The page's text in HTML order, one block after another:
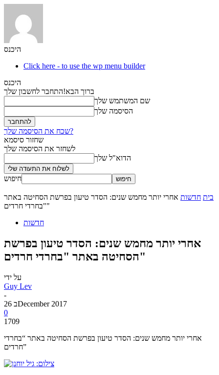
היכנס
Click here - to use the wp menu builder
היכנס
ברוך הבא!התחבר לחשבון שלך
שם המשתמש שלך
הסיסמה שלך
שכח את הסיסמה שלך?
שחזור סיסמא
לשחזר את הסיסמה שלך
הדוא"ל שלך
חיפוש
בית חדשות אחרי יותר מחמש שנים: הסדר טיעון בפרשת הסחיטה באתר
"בחרדי חרדים"
חדשות
אחרי יותר מחמש שנים: הסדר טיעון בפרשת
הסחיטה באתר "בחרדי חרדים"
על ידי
Guy Lev
-
26 בDecember 2017
0
1709
אחרי יותר מחמש שנים: הסדר טיעון בפרשת הסחיטה באתר “בחרדי
חרדים”